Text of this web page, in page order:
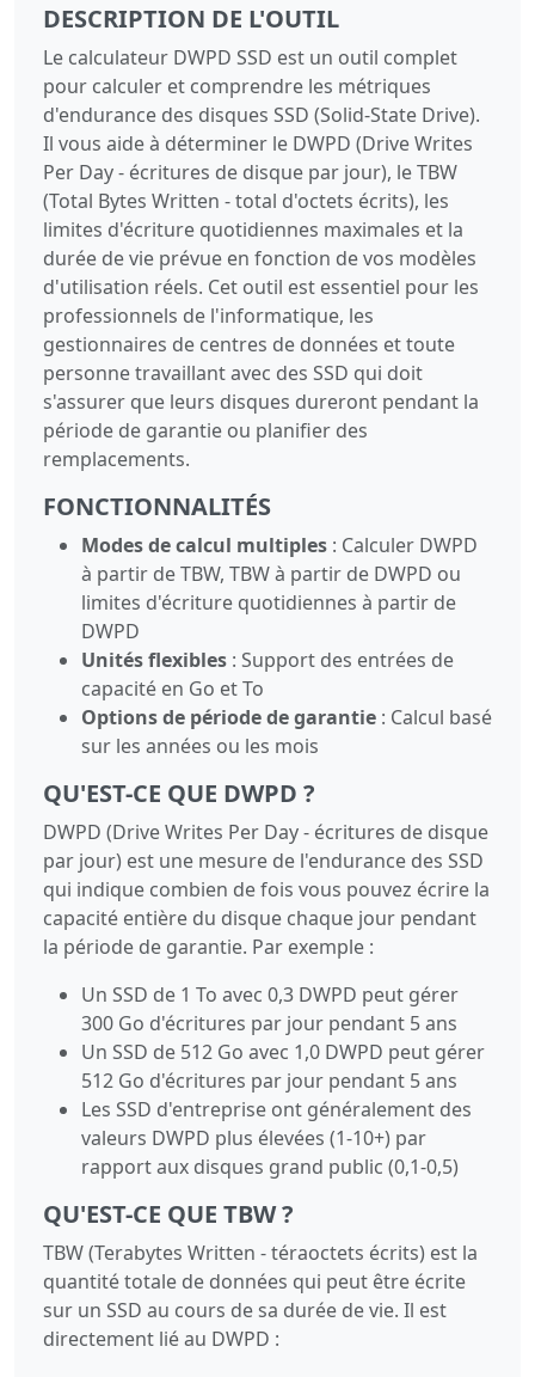
DESCRIPTION DE L'OUTIL
Le calculateur DWPD SSD est un outil complet
pour calculer et comprendre les métriques
d'endurance des disques SSD (Solid-State Drive).
Il vous aide à déterminer le DWPD (Drive Writes
Per Day - écritures de disque par jour), le TBW
(Total Bytes Written - total d'octets écrits), les
limites d'écriture quotidiennes maximales et la
durée de vie prévue en fonction de vos modèles
d'utilisation réels. Cet outil est essentiel pour les
professionnels de l'informatique, les
gestionnaires de centres de données et toute
personne travaillant avec des SSD qui doit
s'assurer que leurs disques dureront pendant la
période de garantie ou planifier des
remplacements.
FONCTIONNALITÉS
Modes de calcul multiples : Calculer DWPD
à partir de TBW, TBW à partir de DWPD ou
limites d'écriture quotidiennes à partir de
DWPD
Unités flexibles : Support des entrées de
capacité en Go et To
Options de période de garantie : Calcul basé
sur les années ou les mois
QU'EST-CE QUE DWPD ?
DWPD (Drive Writes Per Day - écritures de disque
par jour) est une mesure de l'endurance des SSD
qui indique combien de fois vous pouvez écrire la
capacité entière du disque chaque jour pendant
la période de garantie. Par exemple :
Un SSD de 1 To avec 0,3 DWPD peut gérer
300 Go d'écritures par jour pendant 5 ans
Un SSD de 512 Go avec 1,0 DWPD peut gérer
512 Go d'écritures par jour pendant 5 ans
Les SSD d'entreprise ont généralement des
valeurs DWPD plus élevées (1-10+) par
rapport aux disques grand public (0,1-0,5)
QU'EST-CE QUE TBW ?
TBW (Terabytes Written - téraoctets écrits) est la
quantité totale de données qui peut être écrite
sur un SSD au cours de sa durée de vie. Il est
directement lié au DWPD :